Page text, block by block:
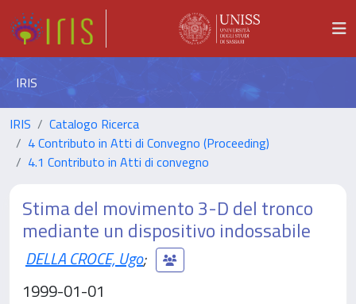
IRIS
IRIS
Catalogo Ricerca
4 Contributo in Atti di Convegno (Proceeding)
4.1 Contributo in Atti di convegno
Stima del movimento 3-D del tronco
mediante un dispositivo indossabile
DELLA CROCE, Ugo;
1999-01-01